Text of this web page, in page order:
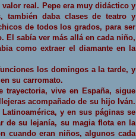
real. Pepe era muy didáctico y
también daba clases de teatro y
de todos los grados, para ser
El sabía ver más allá en cada niño,
como extraer el diamante en la
los domingos a la tarde, y
su carromato.
vive en España, sigue
acompañado de su hijo Iván.
y en sus páginas se
de su lejanía, su magia flota en la
cuando eran niños, algunos cada